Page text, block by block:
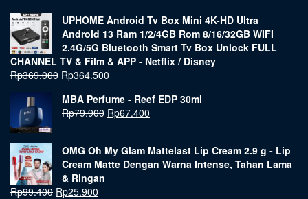
UPHOME Android Tv Box Mini 4K-HD Ultra
Android 13 Ram 1/2/4GB Rom 8/16/32GB WIFI
2.4G/5G Bluetooth Smart Tv Box Unlock FULL
CHANNEL TV & Film & APP - Netflix / Disney
Rp369.000 Rp364.500
MBA Perfume - Reef EDP 30ml
Rp79.900 Rp67.400
OMG Oh My Glam Mattelast Lip Cream 2.9 g - Lip
Cream Matte Dengan Warna Intense, Tahan Lama
& Ringan
Rp99.400 Rp25.900